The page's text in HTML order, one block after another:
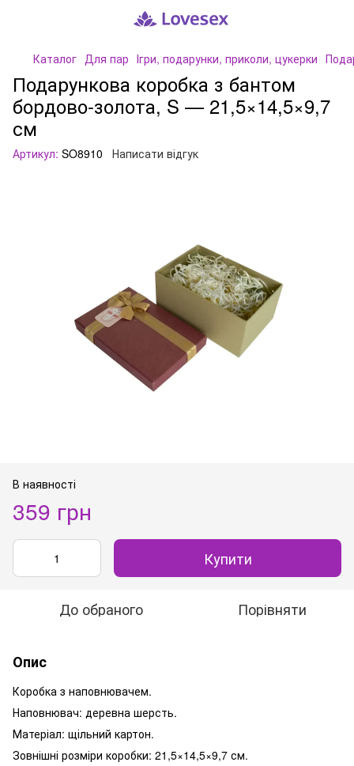
Каталог Для пар Ігри, подарунки, приколи, цукерки
Подарункова коробка з бантом
бордово-золота, S — 21,5×14,5×9,7
см
Артикул: SO8910 Написати відгук
В наявності
359 грн
Купити
До обраного Порівняти
Опис
Коробка з наповнювачем.
Наповнювач: деревна шерсть.
Матеріал: щільний картон.
Зовнішні розміри коробки: 21,5×14,5×9,7 см.